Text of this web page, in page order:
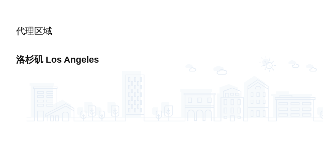
代理区域
洛杉矶 Los Angeles